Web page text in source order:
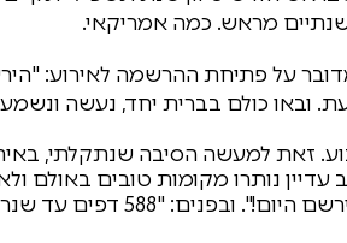
שנתיים מראש. כמה אמריקאי.
על פתיחת ההרשמה לאירוע:
ובאו כולם בברית יחד, נעשה
זאת למעשה הסיבה שנתקלתי,
עדיין נותרו מקומות טובים באולם
שם: "הספירה לאחור מתחילה –